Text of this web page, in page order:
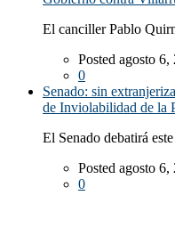
El canciller Pablo
Posted agosto 6,
0
Senado: sin
de Inviolabilidad de la
El Senado debatirá
Posted agosto 6,
0